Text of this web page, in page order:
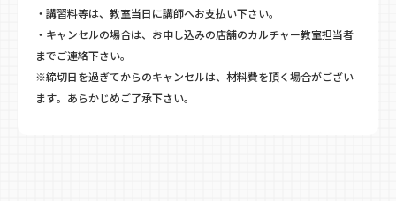
・講習料等は、教室当日に講師へお支払い下さい。
・キャンセルの場合は、お申し込みの店舗のカルチャー教室担当者
までご連絡下さい。
※締切日を過ぎてからのキャンセルは、材料費を頂く場合がござい
ます。あらかじめご了承下さい。